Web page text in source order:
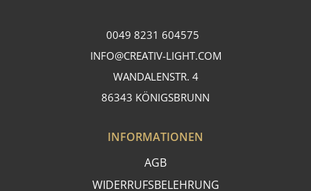
0049 8231 604575
INFO@CREATIV-LIGHT.COM
WANDALENSTR. 4
86343 KÖNIGSBRUNN
INFORMATIONEN
AGB
WIDERRUFSBELEHRUNG